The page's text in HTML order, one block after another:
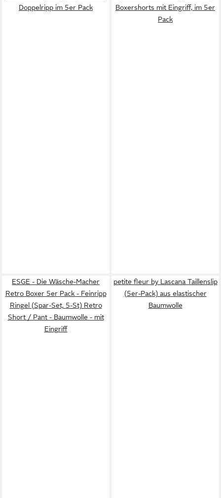
Doppelripp im 5er Pack
Boxershorts mit Eingriff, im 5er
Pack
ESGE - Die Wäsche-Macher
Retro Boxer 5er Pack - Feinripp
Ringel (Spar-Set, 5-St) Retro
Short / Pant - Baumwolle - mit
Eingriff
petite fleur by Lascana Taillenslip
(5er-Pack) aus elastischer
Baumwolle